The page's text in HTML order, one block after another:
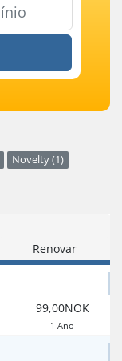
Novelty (1)
Renovar
99,00NOK
1 Ano